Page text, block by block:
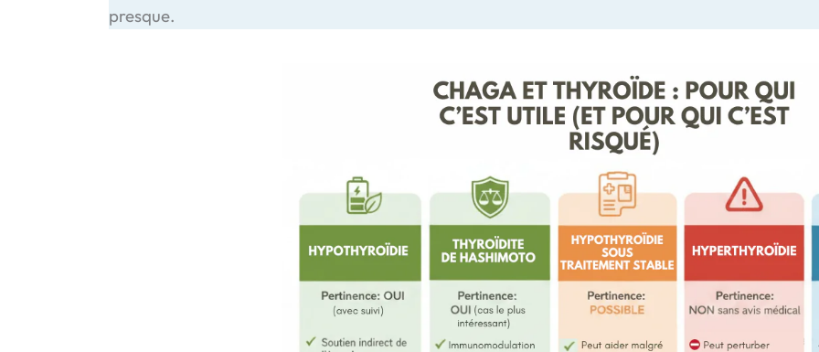
presque.